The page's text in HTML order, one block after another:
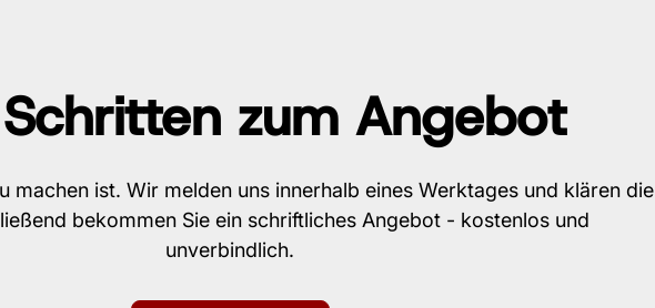
zum Angebot
machen ist. Wir melden uns innerhalb eines Werktages und klären die
bekommen Sie ein schriftliches Angebot - kostenlos und
unverbindlich.